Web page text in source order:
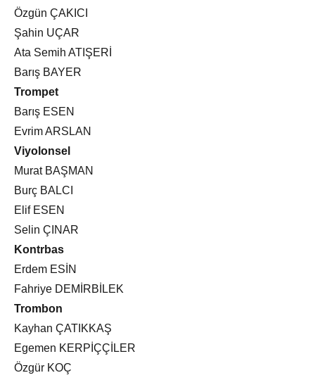
Özgün ÇAKICI
Şahin UÇAR
Ata Semih ATIŞERİ
Barış BAYER
Trompet
Barış ESEN
Evrim ARSLAN
Viyolonsel
Murat BAŞMAN
Burç BALCI
Elif ESEN
Selin ÇINAR
Kontrbas
Erdem ESİN
Fahriye DEMİRBİLEK
Trombon
Kayhan ÇATIKKAŞ
Egemen KERPİÇÇİLER
Özgür KOÇ